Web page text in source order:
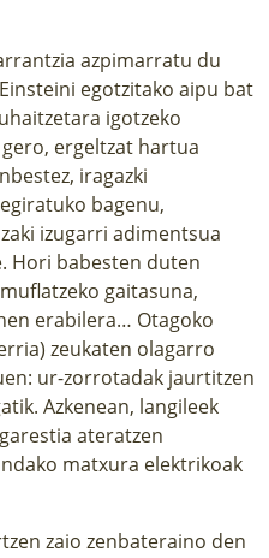
azpimarratu du
egotzitako aipu bat
igotzeko
ergeltzat hartua
iragazki
bagenu,
izugarri adimentsua
Hori babesten duten
gaitasuna,
erabilera… Otagoko
zeukaten olagarro
ur-zorrotadak jaurtitzen
Azkenean, langileek
ateratzen
matxura elektrikoak
zaio zenbateraino den